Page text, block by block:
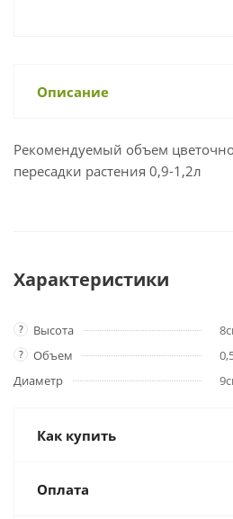
Описание
Рекомендуемый объем
пересадки растения 0,9-1,2л
Характеристики
? Высота
? Объем
Диаметр
Как купить
Оплата